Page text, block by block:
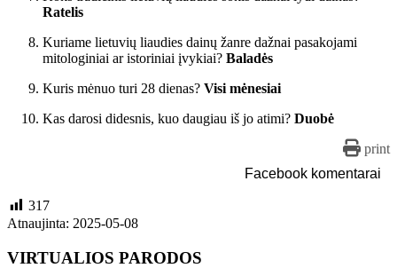
Ratelis
Kuriame lietuvių liaudies dainų žanre dažnai pasakojami
mitologiniai ar istoriniai įvykiai? Baladės
Kuris mėnuo turi 28 dienas? Visi mėnesiai
Kas darosi didesnis, kuo daugiau iš jo atimi? Duobė
print
Facebook komentarai
317
Atnaujinta: 2025-05-08
VIRTUALIOS PARODOS